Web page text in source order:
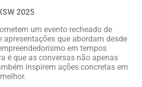
2025
um evento recheado de
apresentações que abordam desde
em tempos
é que as conversas não apenas
inspirem ações concretas em